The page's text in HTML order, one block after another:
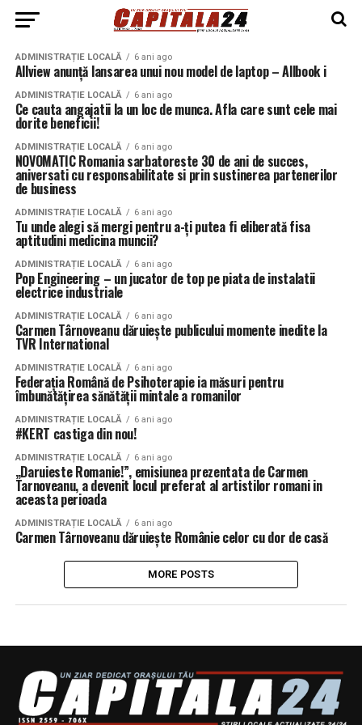
ADMINISTRAȚIE LOCALĂ 6 ani ago
Allview anunță lansarea unui nou model de laptop – Allbook i
ADMINISTRAȚIE LOCALĂ 6 ani ago
Ce cauta angajatii la un loc de munca. Afla care sunt cele mai
dorite beneficii!
ADMINISTRAȚIE LOCALĂ 6 ani ago
NOVOMATIC Romania sarbatoreste 30 de ani de succes,
aniversati cu responsabilitate si prin sustinerea partenerilor
de business
ADMINISTRAȚIE LOCALĂ 6 ani ago
Tu unde alegi să mergi pentru a-ți putea fi eliberată fisa
aptitudini medicina muncii?
ADMINISTRAȚIE LOCALĂ 6 ani ago
Pop Engineering – un jucator de top pe piata de instalatii
electrice industriale
ADMINISTRAȚIE LOCALĂ 6 ani ago
Carmen Târnoveanu dăruiește publicului momente inedite la
TVR International
ADMINISTRAȚIE LOCALĂ 6 ani ago
Federația Română de Psihoterapie ia măsuri pentru
îmbunătățirea sănătății mintale a romanilor
ADMINISTRAȚIE LOCALĂ 6 ani ago
#KERT castiga din nou!
ADMINISTRAȚIE LOCALĂ 6 ani ago
„Daruieste Romanie!”, emisiunea prezentata de Carmen
Tarnoveanu, a devenit locul preferat al artistilor romani in
aceasta perioada
ADMINISTRAȚIE LOCALĂ 6 ani ago
Carmen Târnoveanu dăruiește Românie celor cu dor de casă
MORE POSTS